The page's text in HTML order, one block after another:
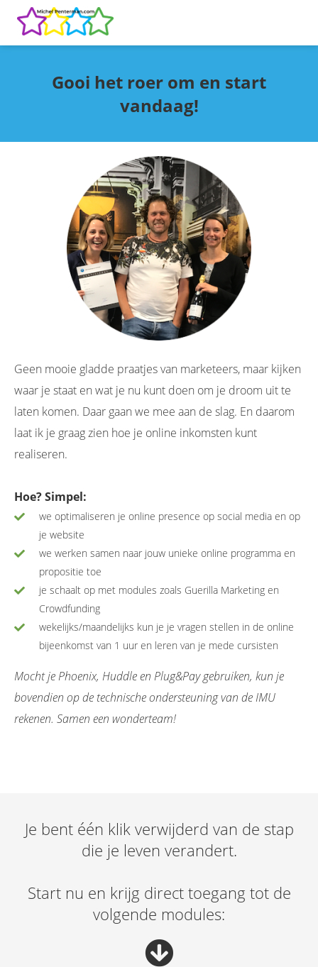
Gooi het roer om en start
vandaag!
Geen mooie gladde praatjes van marketeers, maar kijken
waar je staat en wat je nu kunt doen om je droom uit te
laten komen. Daar gaan we mee aan de slag. En daarom
laat ik je graag zien hoe je online inkomsten kunt
realiseren.
Hoe? Simpel:
we optimaliseren je online presence op social media en op
je website
we werken samen naar jouw unieke online programma en
propositie toe
je schaalt op met modules zoals Guerilla Marketing en
Crowdfunding
wekelijks/maandelijks kun je je vragen stellen in de online
bijeenkomst van 1 uur en leren van je mede cursisten
Mocht je Phoenix, Huddle en Plug&Pay gebruiken, kun je
bovendien op de technische ondersteuning van de IMU
rekenen. Samen een wonderteam!
Je bent één klik verwijderd van de stap
die je leven verandert.
Start nu en krijg direct toegang tot de
volgende modules: